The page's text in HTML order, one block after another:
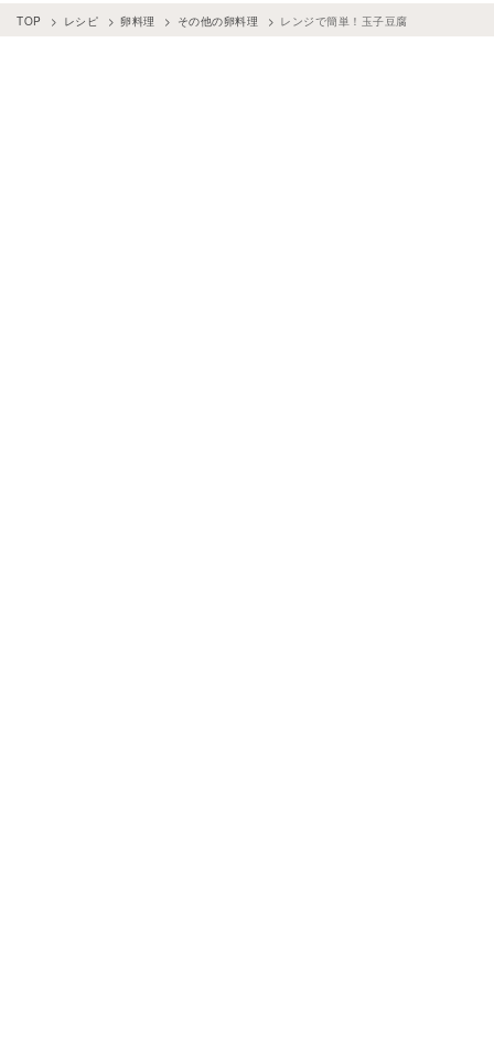
TOP レシピ 卵料理 その他の卵料理 レンジで簡単！玉子豆腐